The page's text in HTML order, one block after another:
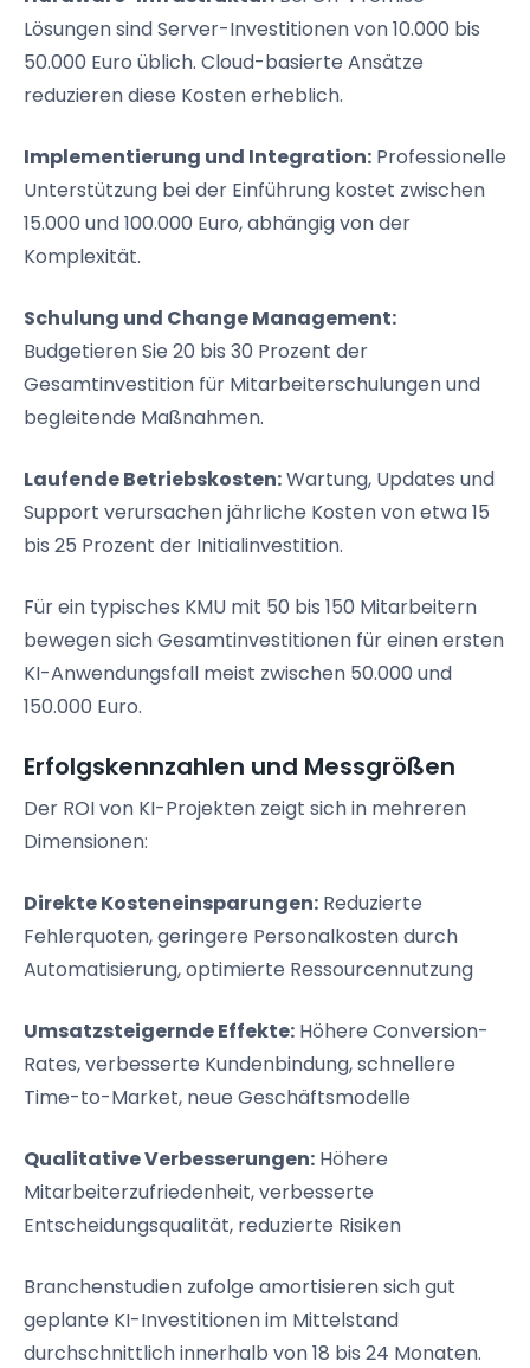
Lösungen sind Server-Investitionen von 10.000 bis
50.000 Euro üblich. Cloud-basierte Ansätze
reduzieren diese Kosten erheblich.
Implementierung und Integration: Professionelle
Unterstützung bei der Einführung kostet zwischen
15.000 und 100.000 Euro, abhängig von der
Komplexität.
Schulung und Change Management:
Budgetieren Sie 20 bis 30 Prozent der
Gesamtinvestition für Mitarbeiterschulungen und
begleitende Maßnahmen.
Laufende Betriebskosten:Wartung, Updates und
Support verursachen jährliche Kosten von etwa 15
bis 25 Prozent der Initialinvestition.
Für ein typisches KMU mit 50 bis 150 Mitarbeitern
bewegen sich Gesamtinvestitionen für einen ersten
KI-Anwendungsfall meist zwischen 50.000 und
150.000 Euro.
Erfolgskennzahlen und Messgrößen
Der ROI von KI-Projekten zeigt sich in mehreren
Dimensionen:
Direkte Kosteneinsparungen: Reduzierte
Fehlerquoten, geringere Personalkosten durch
Automatisierung, optimierte Ressourcennutzung
Umsatzsteigernde Effekte: Höhere Conversion-
Rates, verbesserte Kundenbindung, schnellere
Time-to-Market, neue Geschäftsmodelle
Qualitative Verbesserungen: Höhere
Mitarbeiterzufriedenheit, verbesserte
Entscheidungsqualität, reduzierte Risiken
Branchenstudien zufolge amortisieren sich gut
geplante KI-Investitionen im Mittelstand
durchschnittlich innerhalb von 18 bis 24 Monaten.